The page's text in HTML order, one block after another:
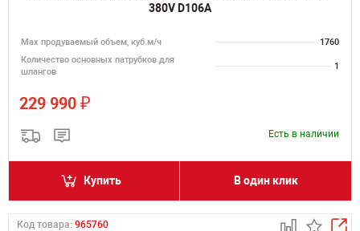
380V D106A
Мах продуваемый объем, куб.м/ч
1760
Количество основных патрубков для
шлангов
1
229 990 ₽
Есть в наличии
Купить В один клик
Код товара: 965760